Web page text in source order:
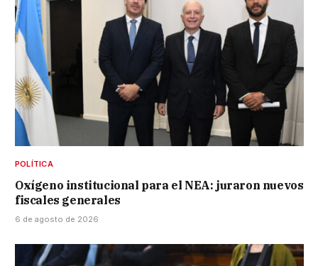
POLÍTICA
Oxígeno institucional para el NEA: juraron nuevos
fiscales generales
6 de agosto de 2026